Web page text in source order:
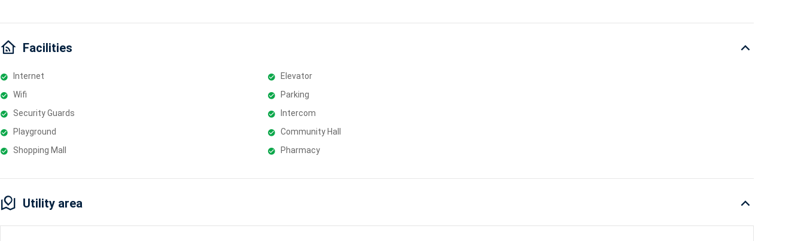
Facilities
Internet
Elevator
Wifi
Parking
Security Guards
Intercom
Playground
Community Hall
Shopping Mall
Pharmacy
Utility area